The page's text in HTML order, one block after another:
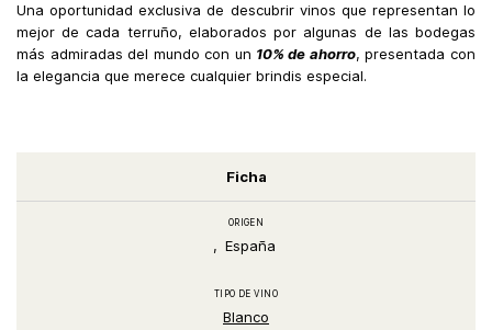
Una oportunidad exclusiva de descubrir vinos que representan lo
mejor de cada terruño, elaborados por algunas de las bodegas
más admiradas del mundo con un 10% de ahorro, presentada con
la elegancia que merece cualquier brindis especial.
Ficha
ORIGEN
España
TIPO DE VINO
Blanco